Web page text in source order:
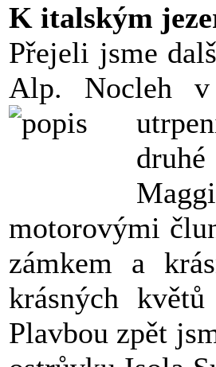
K italským
Přejeli jsme
Alp. Nocleh v
motorovými
zámkem a
krásných
Plavbou zpět